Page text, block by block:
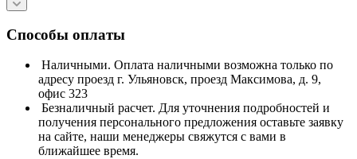
Способы оплаты
Наличными. Оплата наличными возможна только по
адресу проезд г. Ульяновск, проезд Максимова, д. 9,
офис 323
Безналичный расчет. Для уточнения подробностей и
получения персонального предложения оставьте заявку
на сайте, наши менеджеры свяжутся с вами в
ближайшее время.